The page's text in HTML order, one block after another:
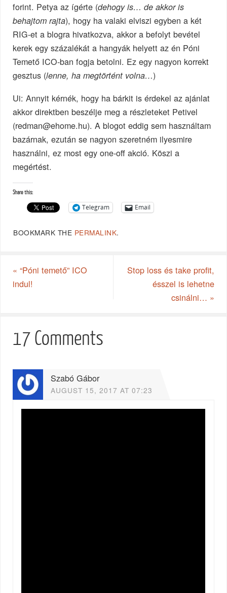
forint. Petya az ígérte (dehogy is… de akkor is
behajtom rajta), hogy ha valaki elviszi egyben a két
RIG-et a blogra hivatkozva, akkor a befolyt bevétel
kerek egy százalékát a hangyák helyett az én Póni
Temető ICO-ban fogja betolni. Ez egy nagyon korrekt
gesztus (lenne, ha megtörtént volna…)
Ui: Annyit kérnék, hogy ha bárkit is érdekel az ajánlat
akkor direktben beszélje meg a részleteket Petivel
(redman@ehome.hu). A blogot eddig sem használtam
bazárnak, ezután se nagyon szeretném ilyesmire
használni, ez most egy one-off akció. Köszi a
megértést.
Share this:
Telegram Email
BOOKMARK THE PERMALINK.
« “Póni temető” ICO
indul!
Stop loss és take profit,
ésszel is lehetne
csinálni… »
17 Comments
Szabó Gábor
AUGUST 15, 2017 AT 07:23